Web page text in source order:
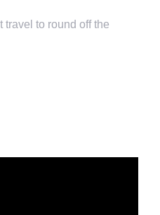
travel to round off the